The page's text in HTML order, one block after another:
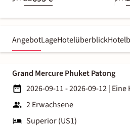
AngebotLageHotelüberblick
Grand Mercure Phuket Patong
2026-09-11 - 2026-09-12| Eine
2 Erwachsene
Superior (US1)